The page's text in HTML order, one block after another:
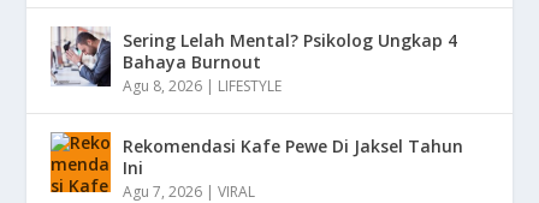
Sering Lelah Mental? Psikolog Ungkap 4
Bahaya Burnout
Agu 8, 2026 | LIFESTYLE
Rekomendasi Kafe Pewe Di Jaksel Tahun
Ini
Agu 7, 2026 |VIRAL